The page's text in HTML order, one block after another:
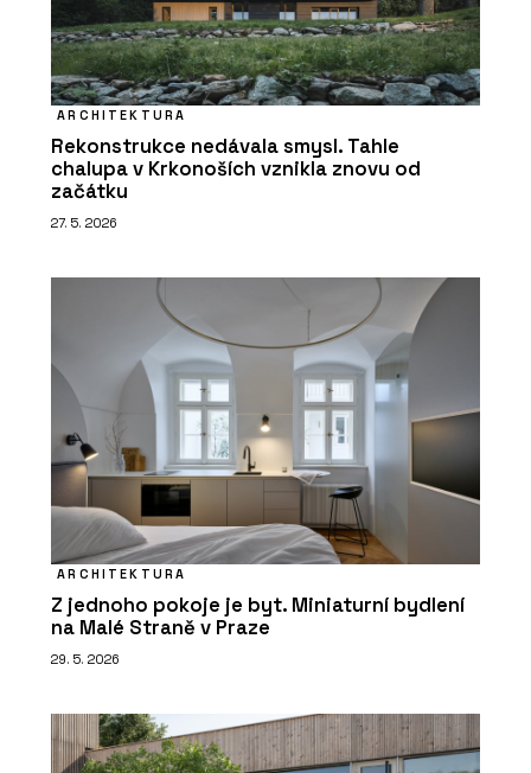
ARCHITEKTURA
Rekonstrukce nedávala smysl. Tahle
chalupa v Krkonoších vznikla znovu od
začátku
27. 5. 2026
ARCHITEKTURA
Z jednoho pokoje je byt. Miniaturní bydlení
na Malé Straně v Praze
29. 5. 2026